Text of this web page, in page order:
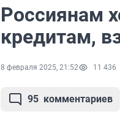
Россиянам
кредитам,
8 февраля 2025, 21:52 11 436
95 комментариев